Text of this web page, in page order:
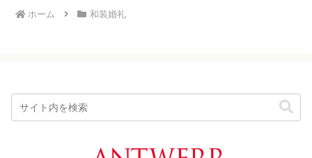
ホーム 和装婚礼